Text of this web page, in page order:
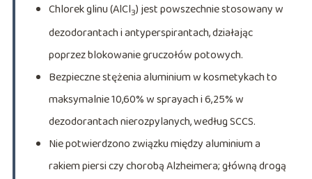
Chlorek glinu (AlCl3) jest powszechnie stosowany w
dezodorantach i antyperspirantach, działając
poprzez blokowanie gruczołów potowych.
Bezpieczne stężenia aluminium w kosmetykach to
maksymalnie 10,60% w sprayach i 6,25% w
dezodorantach nierozpylanych, według SCCS.
Nie potwierdzono związku między aluminium a
rakiem piersi czy chorobą Alzheimera; główną drogą